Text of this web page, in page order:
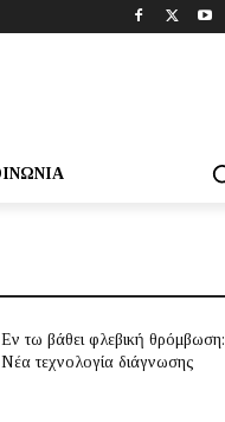
Εν τω βάθει φλεβική θρόμβωση:
Νέα τεχνολογία διάγνωσης